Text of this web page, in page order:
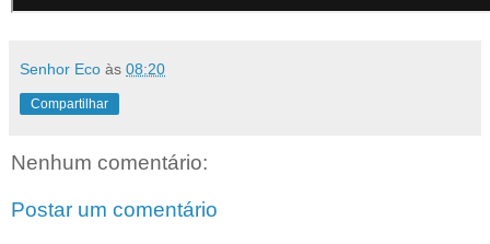
Senhor Eco às 08:20
Compartilhar
Nenhum comentário:
Postar um comentário